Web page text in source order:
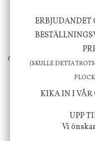
inspiration från
erbjuder vi
ökar trivsel i ditt
att
FÖLJ OSS PÅ
ERBJUDANDET
(SKULLE DETTA
KIKA IN I VÅR
UPP
Vi